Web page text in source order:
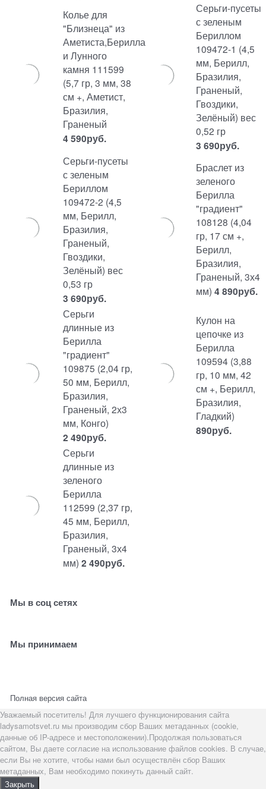
Колье для
"Близнеца" из
Аметиста,Берилла
и Лунного
камня 111599
(5,7 гр, 3 мм, 38
см +, Аметист,
Бразилия,
Граненый
4 590руб.
Серьги-пусеты
с зеленым
Бериллом
109472-1 (4,5
мм, Берилл,
Бразилия,
Граненый,
Гвоздики,
Зелёный) вес
0,52 гр
3 690руб.
Серьги-пусеты
с зеленым
Бериллом
109472-2 (4,5
мм, Берилл,
Бразилия,
Граненый,
Гвоздики,
Зелёный) вес
0,53 гр
3 690руб.
Браслет из
зеленого
Берилла
"градиент"
108128 (4,04
гр, 17 см +,
Берилл,
Бразилия,
Граненый, 3х4
мм) 4 890руб.
Серьги
длинные из
Берилла
"градиент"
109875 (2,04 гр,
50 мм, Берилл,
Бразилия,
Граненый, 2х3
мм, Конго)
2 490руб.
Кулон на
цепочке из
Берилла
109594 (3,88
гр, 10 мм, 42
см +, Берилл,
Бразилия,
Гладкий)
890руб.
Серьги
длинные из
зеленого
Берилла
112599 (2,37 гр,
45 мм, Берилл,
Бразилия,
Граненый, 3х4
мм) 2 490руб.
Мы в соц сетях
Мы принимаем
Полная версия сайта
Уважаемый посетитель! Для лучшего функционирования сайта
ladysamotsvet.ru мы производим сбор Ваших метаданных (cookie,
данные об IP-адресе и местоположении).Продолжая пользоваться
сайтом, Вы даете согласие на использование файлов cookies. В случае,
если Вы не хотите, чтобы нами был осуществлён сбор Ваших
метаданных, Вам необходимо покинуть данный сайт.
Закрыть